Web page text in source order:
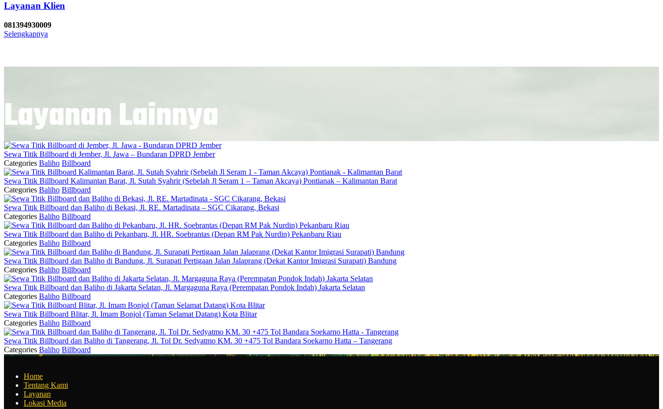
Layanan Klien
081394930009
Selengkapnya
Layanan Lainnya
Sewa Titik Billboard di Jember, Jl. Jawa – Bundaran DPRD Jember
Categories Baliho Billboard
Sewa Titik Billboard Kalimantan Barat, Jl. Sutah Syahrir (Sebelah Jl Seram 1 – Taman Akcaya) Pontianak – Kalimantan Barat
Categories Baliho Billboard
Sewa Titik Billboard dan Baliho di Bekasi, Jl. RE. Martadinata – SGC Cikarang, Bekasi
Categories Baliho Billboard
Sewa Titik Billboard dan Baliho di Pekanbaru, Jl. HR. Soebrantas (Depan RM Pak Nurdin) Pekanbaru Riau
Categories Baliho Billboard
Sewa Titik Billboard dan Baliho di Bandung, Jl. Surapati Pertigaan Jalan Jalaprang (Dekat Kantor Imigrasi Surapati) Bandung
Categories Baliho Billboard
Sewa Titik Billboard dan Baliho di Jakarta Selatan, Jl. Margaguna Raya (Perempatan Pondok Indah) Jakarta Selatan
Categories Baliho Billboard
Sewa Titik Billboard Blitar, Jl. Imam Bonjol (Taman Selamat Datang) Kota Blitar
Categories Baliho Billboard
Sewa Titik Billboard dan Baliho di Tangerang, Jl. Tol Dr. Sedyatmo KM. 30 +475 Tol Bandara Soekarno Hatta – Tangerang
Categories Baliho Billboard
Home
Tentang Kami
Layanan
Lokasi Media